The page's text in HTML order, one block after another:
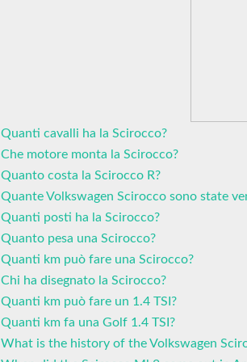
Quanti cavalli ha la Scirocco?
Che motore monta la Scirocco?
Quanto costa la Scirocco R?
Quante Volkswagen Scirocco sono state
Quanti posti ha la Scirocco?
Quanto pesa una Scirocco?
Quanti km può fare una Scirocco?
Chi ha disegnato la Scirocco?
Quanti km può fare un 1.4 TSI?
Quanti km fa una Golf 1.4 TSI?
What is the history of the Volkswagen